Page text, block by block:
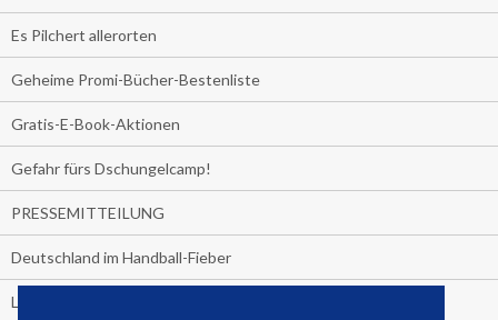
Es Pilchert allerorten
Geheime Promi-Bücher-Bestenliste
Gratis-E-Book-Aktionen
Gefahr fürs Dschungelcamp!
PRESSEMITTEILUNG
Deutschland im Handball-Fieber
Libri und Media Control verlängern Vertrag langfristig